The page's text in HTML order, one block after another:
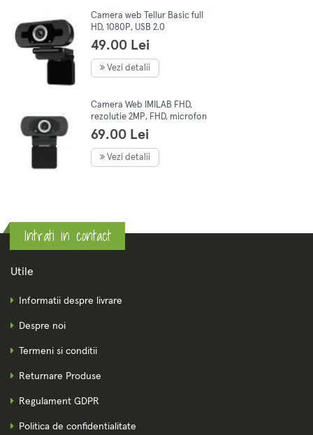
Camera web Tellur Basic full
HD, 1080P, USB 2.0
49.00 Lei
Vezi detalii
Camera Web IMILAB FHD,
rezolutie 2MP, FHD, microfon
incorporat W88S
69.00 Lei
Vezi detalii
Intrati in contact
Utile
Informatii despre livrare
Despre noi
Termeni si conditii
Returnare Produse
Regulament GDPR
Politica de confidentialitate